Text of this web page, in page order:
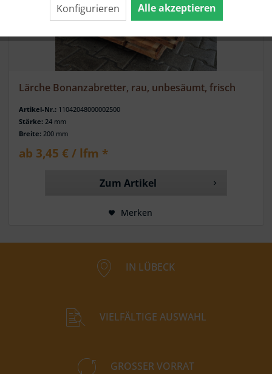
Lärche Bonanzabretter, rau, unbesäumt, frisch
Artikel-Nr.: 11042048000002500
Stärke: 24 mm
Breite: 200 mm
ab 3,45 € / lfm *
Zum Artikel
Merken
IN LÜBECK
VIELFÄLTIGE AUSWAHL
GROSSER VORRAT
Alle akzeptieren
Konfigurieren